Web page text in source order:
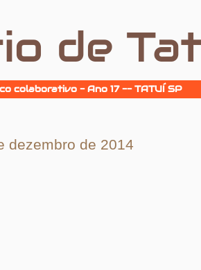
de
colaborativo - Ano 17 -- TATUÍ SP
dezembro de 2014